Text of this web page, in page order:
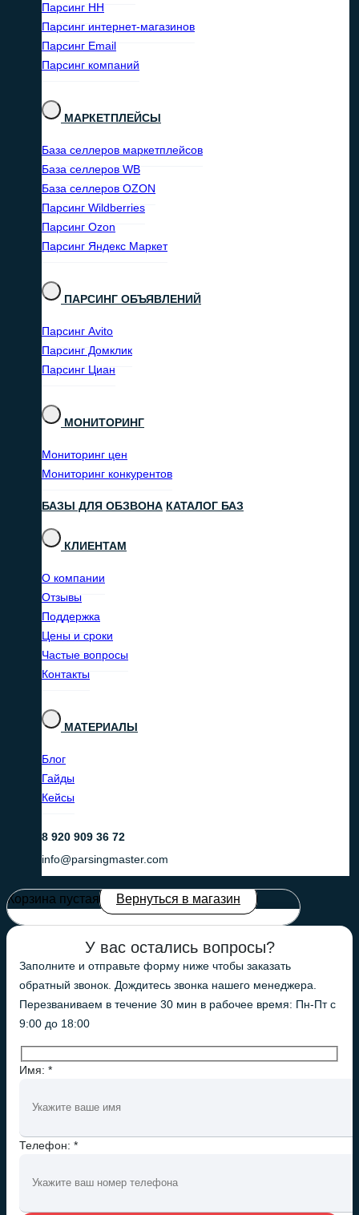
Парсинг HH
Парсинг интернет-магазинов
Парсинг Email
Парсинг компаний
МАРКЕТПЛЕЙСЫ
База селлеров маркетплейсов
База селлеров WB
База селлеров OZON
Парсинг Wildberries
Парсинг Ozon
Парсинг Яндекс Маркет
ПАРСИНГ ОБЪЯВЛЕНИЙ
Парсинг Avito
Парсинг Домклик
Парсинг Циан
МОНИТОРИНГ
Мониторинг цен
Мониторинг конкурентов
БАЗЫ ДЛЯ ОБЗВОНА КАТАЛОГ БАЗ
КЛИЕНТАМ
О компании
Отзывы
Поддержка
Цены и сроки
Частые вопросы
Контакты
МАТЕРИАЛЫ
Блог
Гайды
Кейсы
8 920 909 36 72
info@parsingmaster.com
Корзина пустая Вернуться в магазин
У вас остались вопросы?
Заполните и отправьте форму ниже чтобы заказать
обратный звонок. Дождитесь звонка нашего менеджера.
Перезваниваем в течение 30 мин в рабочее время: Пн-Пт с
9:00 до 18:00
Имя: *
Телефон: *